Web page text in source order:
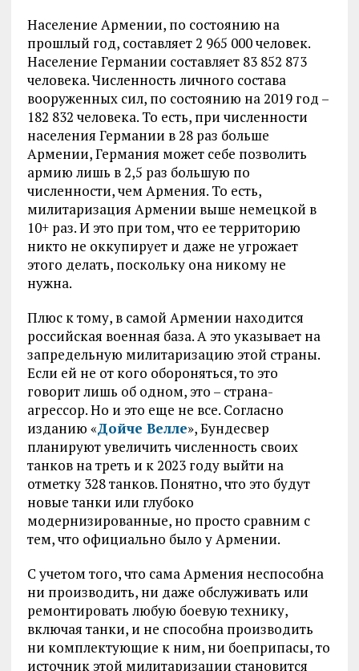
Население Армении, по состоянию на
прошлый год, составляет 2 965 000 человек.
Население Германии составляет 83 852 873
человека. Численность личного состава
вооруженных сил, по состоянию на 2019 год –
182 832 человека. То есть, при численности
населения Германии в 28 раз больше
Армении, Германия может себе позволить
армию лишь в 2,5 раз большую по
численности, чем Армения. То есть,
милитаризация Армении выше немецкой в
10+ раз. И это при том, что ее территорию
никто не оккупирует и даже не угрожает
этого делать, поскольку она никому не
нужна.
Плюс к тому, в самой Армении находится
российская военная база. А это указывает на
запредельную милитаризацию этой страны.
Если ей не от кого обороняться, то это
говорит лишь об одном, это – страна-
агрессор. Но и это еще не все. Согласно
изданию «Дойче Велле», Бундесвер
планируют увеличить численность своих
танков на треть и к 2023 году выйти на
отметку 328 танков. Понятно, что это будут
новые танки или глубоко
модернизированные, но просто сравним с
тем, что официально было у Армении.
С учетом того, что сама Армения неспособна
ни производить, ни даже обслуживать или
ремонтировать любую боевую технику,
включая танки, и не способна производить
ни комплектующие к ним, ни боеприпасы, то
источник этой милитаризации становится